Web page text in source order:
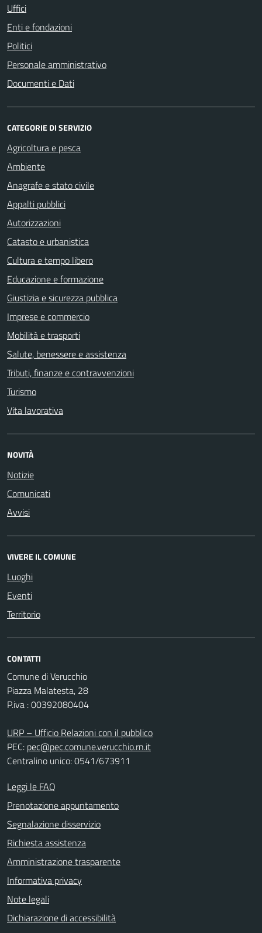
Uffici
Enti e fondazioni
Politici
Personale amministrativo
Documenti e Dati
CATEGORIE DI SERVIZIO
Agricoltura e pesca
Ambiente
Anagrafe e stato civile
Appalti pubblici
Autorizzazioni
Catasto e urbanistica
Cultura e tempo libero
Educazione e formazione
Giustizia e sicurezza pubblica
Imprese e commercio
Mobilità e trasporti
Salute, benessere e assistenza
Tributi, finanze e contravvenzioni
Turismo
Vita lavorativa
NOVITÀ
Notizie
Comunicati
Avvisi
VIVERE IL COMUNE
Luoghi
Eventi
Territorio
CONTATTI
Comune di Verucchio
Piazza Malatesta, 28
P.iva : 00392080404
URP – Ufficio Relazioni con il pubblico
PEC: pec@pec.comune.verucchio.rn.it
Centralino unico: 0541/673911
Leggi le FAQ
Prenotazione appuntamento
Segnalazione disservizio
Richiesta assistenza
Amministrazione trasparente
Informativa privacy
Note legali
Dichiarazione di accessibilità